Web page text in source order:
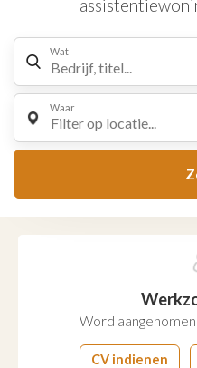
Wat
Waar
Filter op locatie...
Word
CV indienen